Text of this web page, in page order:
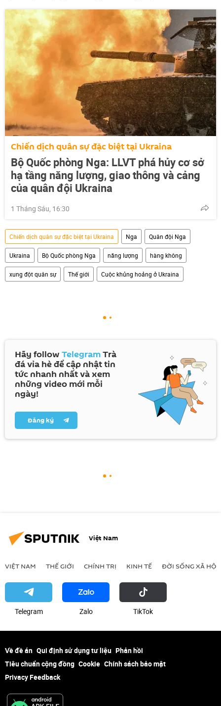
Chiến dịch quân sự đặc biệt tại Ukraina
Bộ Quốc phòng Nga: LLVT phá hủy cơ sở
hạ tầng năng lượng, giao thông và cảng
của quân đội Ukraina
1 Tháng Sáu, 16:30
Chiến dịch quân sự đặc biệt tại Ukraina Nga Quân đội Nga
Ukraina Bộ Quốc phòng Nga năng lượng hàng không
xung đột quân sự Thế giới Cuộc khủng hoảng ở Ukraina
Hãy follow TelegramTrà
đá vỉa hè để cập nhật tin
tức nhanh nhất và xem
những video mới mỗi
ngày!
Đăng ký
Việt Nam
VIỆT NAM THẾ GIỚI CHÍNH TRỊ KINH TẾ ĐỜI SỐNG XÃ HỘI
Telegram Zalo ТikТоk
Về đề án Qui định sử dụng tư liệu Phản hồi
Tiêu chuẩn cộng đồng Cookie Chính sách bảo mật
Privacy Feedback